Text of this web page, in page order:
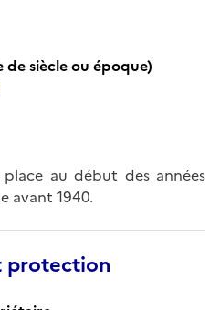
siècle ou époque)
au début des années
avant 1940.
protection